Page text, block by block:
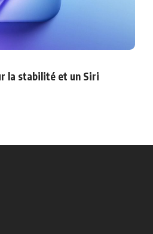
la stabilité et un Siri